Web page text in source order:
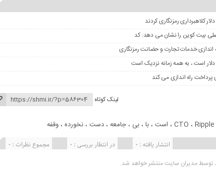
بیت کوین را نشان می دهد: کد
لینک کوتاه
CTO ، Ripple ، است ،با ،بی ،جامعه ،دست ،نخورده ،وقفه
مجموع نظرات : 0 در انتظار بررسی : 0 انتشار یافته : 0
توسط مدیران سایت منتشر خواهد شد.